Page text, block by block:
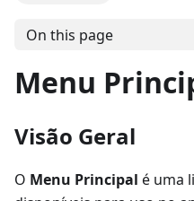
On this page
Menu
Visão Geral
O Menu Principal é uma